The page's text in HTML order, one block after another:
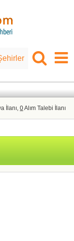
İlanı, 0Alım Talebi İlanı